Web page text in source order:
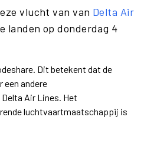
vlucht van van Delta Air
landen op donderdag 4
Dit betekent dat de
andere
Air Lines. Het
luchtvaartmaatschappij is